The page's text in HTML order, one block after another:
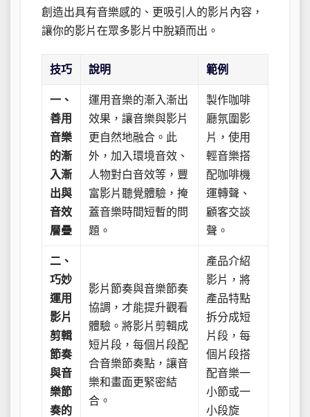
創造出具有音樂感的、更吸引人的影片內容，
讓你的影片在眾多影片中脫穎而出。
技巧 說明 範例
一、
善用
音樂
的漸
入漸
出與
音效
層疊
運用音樂的漸入漸出
效果，讓音樂與影片
更自然地融合。此
外，加入環境音效、
人物對白音效等，豐
富影片聽覺體驗，掩
蓋音樂時間短暫的問
題。
製作咖啡
廳氛圍影
片，使用
輕音樂搭
配咖啡機
運轉聲、
顧客交談
聲。
二、
巧妙
運用
影片
剪輯
節奏
與音
樂節
奏的
影片節奏與音樂節奏
協調，才能提升觀看
體驗。將影片剪輯成
短片段，每個片段配
合音樂節奏點，讓音
樂和畫面更緊密結
合。
產品介紹
影片，將
產品特點
拆分成短
片段，每
個片段搭
配音樂一
小節或一
小段旋